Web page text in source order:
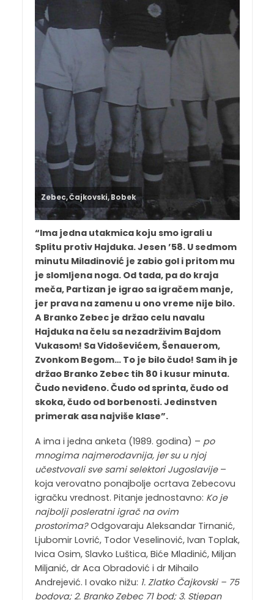
Zebec, Čajkovski, Bobek
“Ima jedna utakmica koju smo igrali u
Splitu protiv Hajduka. Jesen ’58. U sedmom
minutu Miladinović je zabio gol i pritom mu
je slomljena noga. Od tada, pa do kraja
meča, Partizan je igrao sa igračem manje,
jer prava na zamenu u ono vreme nije bilo.
A Branko Zebec je držao celu navalu
Hajduka na čelu sa nezadrživim Bajdom
Vukasom! Sa Vidoševićem, Šenauerom,
Zvonkom Begom… To je bilo čudo! Sam ih je
držao Branko Zebec tih 80 i kusur minuta.
Čudo neviđeno. Čudo od sprinta, čudo od
skoka, čudo od borbenosti. Jedinstven
primerak asa najviše klase”.
A ima i jedna anketa (1989. godina) – po
mnogima najmerodavnija, jer su u njoj
učestvovali sve sami selektori Jugoslavije–
koja verovatno ponajbolje ocrtava Zebecovu
igračku vrednost. Pitanje jednostavno: Ko je
najbolji posleratni igrač na ovim
prostorima?Odgovaraju Aleksandar Tirnanić,
Ljubomir Lovrić, Todor Veselinović, Ivan Toplak,
Ivica Osim, Slavko Luštica, Biće Mladinić, Miljan
Miljanić, dr Aca Obradović i dr Mihailo
Andrejević. I ovako nižu: 1. Zlatko Čajkovski – 75
bodova; 2. Branko Zebec 71 bod; 3. Stjepan